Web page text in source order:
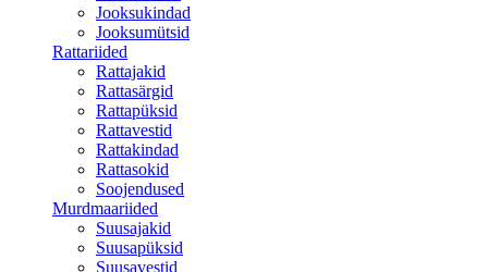
Jooksukindad
Jooksumütsid
Rattariided
Rattajakid
Rattasärgid
Rattapüksid
Rattavestid
Rattakindad
Rattasokid
Soojendused
Murdmaariided
Suusajakid
Suusapüksid
Suusavestid